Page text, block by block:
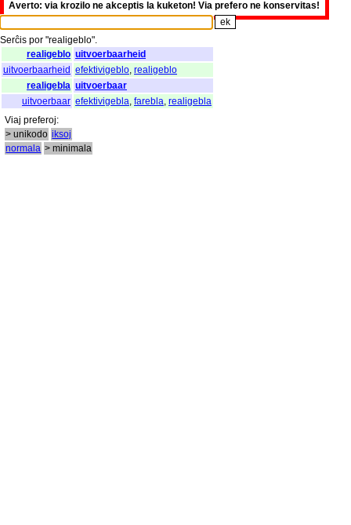
Averto: via krozilo ne akceptis la kuketon! Via prefero ne konservitas!
Serĉis por "realigeblo".
realigeblo uitvoerbaarheid
uitvoerbaarheid efektivigeblo realigeblo
realigebla uitvoerbaar
uitvoerbaar efektivigebla farebla realigebla
Viaj preferoj:
> unikodo iksoj
normala > minimala